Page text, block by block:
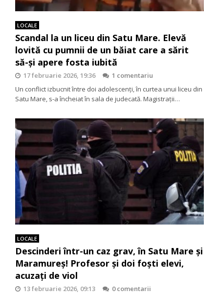
LOCALE
Scandal la un liceu din Satu Mare. Elevă
lovită cu pumnii de un băiat care a sărit
să-și apere fosta iubită
17 februarie 2026, 19:36
1 comentariu
Un conflict izbucnit între doi adolescenți, în curtea unui liceu din
Satu Mare, s-a încheiat în sala de judecată. Magistrații…
LOCALE
Descinderi într-un caz grav, în Satu Mare și
Maramureș! Profesor și doi foști elevi,
acuzați de viol
13 februarie 2026, 09:13
0 comentarii